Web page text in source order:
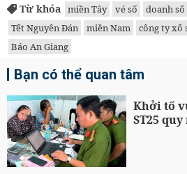
Từ khóa miền Tây vé số
doanh
Tết Nguyên Đán
miền Nam công ty xổ
Báo An Giang
Bạn có thể quan tâm
Khởi tố
ST25